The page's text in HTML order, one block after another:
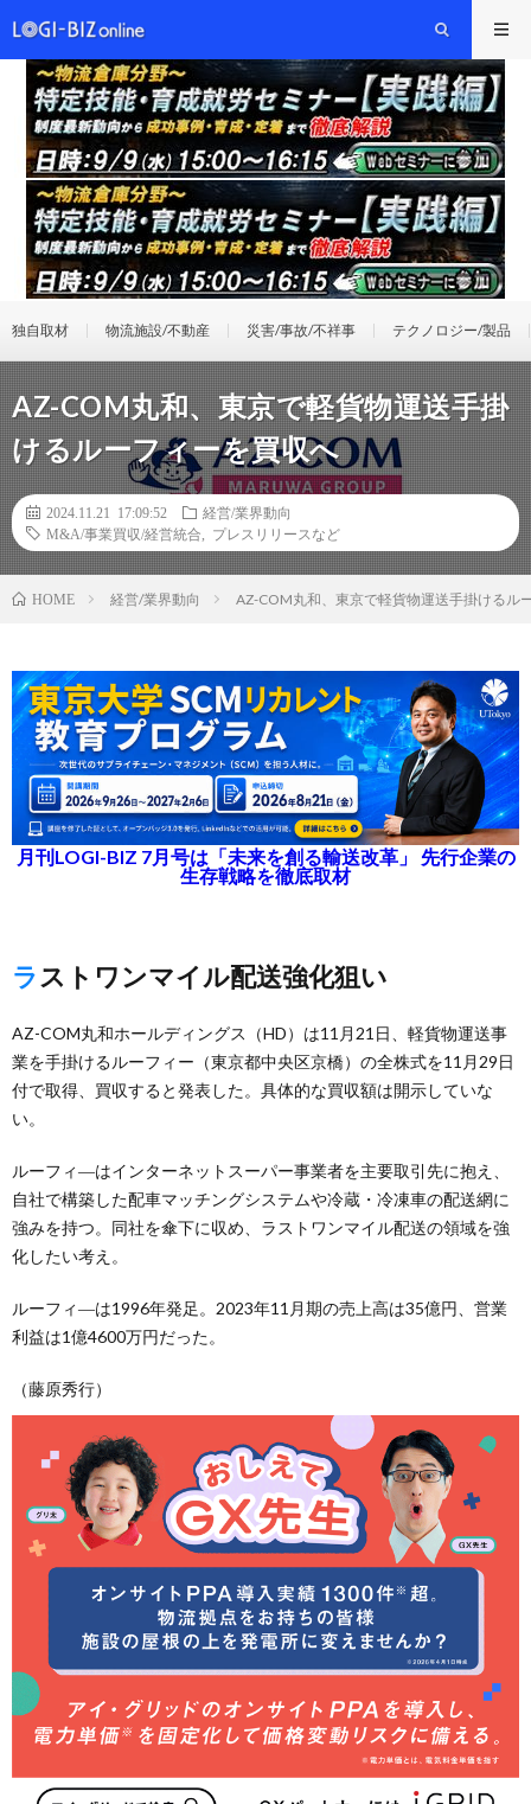
独自取材 物流施設/不動産 災害/事故/不祥事 テクノロジー/製品
AZ-COM丸和、東京で軽貨物運送手掛
けるルーフィーを買収へ
2024.11.21 17:09:52
経営/業界動向
M&A/事業買収/経営統合
プレスリリースなど
HOME 経営/業界動向 AZ-COM丸和、東京で軽貨物運送手掛けるル
月刊LOGI-BIZ 7月号は「未来を創る輸送改革」 先行企業の
生存戦略を徹底取材
ラストワンマイル配送強化狙い
AZ-COM丸和ホールディングス（HD）は11月21日、軽貨物運送事
業を手掛けるルーフィー（東京都中央区京橋）の全株式を11月29日
付で取得、買収すると発表した。具体的な買収額は開示していな
い。
ルーフィ―はインターネットスーパー事業者を主要取引先に抱え、
自社で構築した配車マッチングシステムや冷蔵・冷凍車の配送網に
強みを持つ。同社を傘下に収め、ラストワンマイル配送の領域を強
化したい考え。
ルーフィ―は1996年発足。2023年11月期の売上高は35億円、営業
利益は1億4600万円だった。
（藤原秀行）